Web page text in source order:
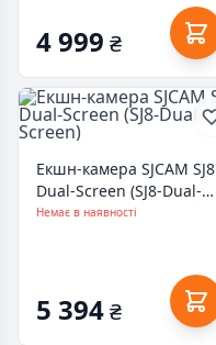
4 999 ₴
Екшн-камера SJCAM SJ8
Dual-Screen (SJ8-Dual-
Screen)
Немає в наявності
5 394₴